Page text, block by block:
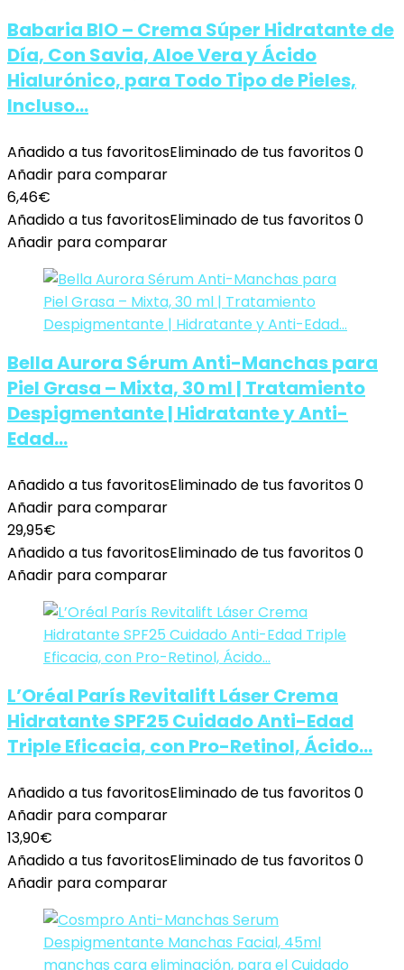
Babaria BIO – Crema Súper Hidratante de
Día, Con Savia, Aloe Vera y Ácido
Hialurónico, para Todo Tipo de Pieles,
Incluso…
Añadido a tus favoritosEliminado de tus favoritos0
Añadir para comparar
6,46€
Añadido a tus favoritosEliminado de tus favoritos0
Añadir para comparar
Bella Aurora Sérum Anti-Manchas para
Piel Grasa – Mixta, 30 ml | Tratamiento
Despigmentante | Hidratante y Anti-
Edad…
Añadido a tus favoritosEliminado de tus favoritos0
Añadir para comparar
29,95€
Añadido a tus favoritosEliminado de tus favoritos0
Añadir para comparar
L’Oréal París Revitalift Láser Crema
Hidratante SPF25 Cuidado Anti-Edad
Triple Eficacia, con Pro-Retinol, Ácido…
Añadido a tus favoritosEliminado de tus favoritos0
Añadir para comparar
13,90€
Añadido a tus favoritosEliminado de tus favoritos0
Añadir para comparar